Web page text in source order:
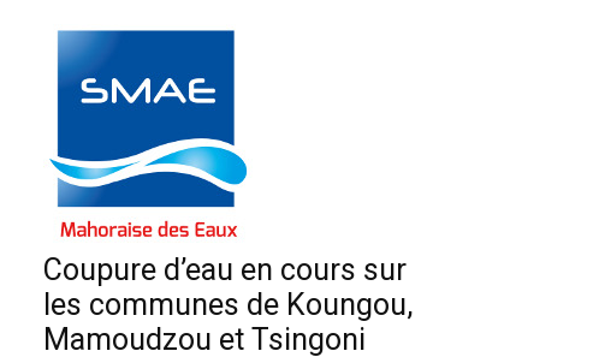
Coupure d’eau en cours sur
les communes de Koungou,
Mamoudzou et Tsingoni